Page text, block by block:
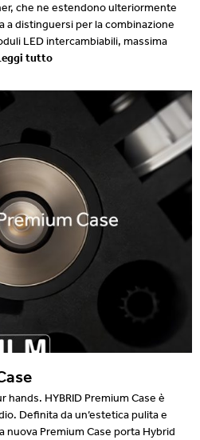
che ne estendono ulteriormente
a distinguersi per la combinazione
LED intercambiabili, massima
tutto
hands. HYBRID Premium Case è
Definita da un’estetica pulita e
nuova Premium Case porta Hybrid